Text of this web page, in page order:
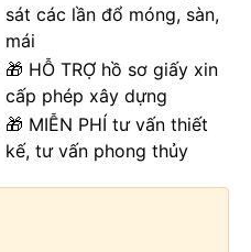
sát các lần đổ móng, sàn,
mái
🎁 HỖ TRỢ hồ sơ giấy xin
cấp phép xây dựng
🎁 MIỄN PHÍ tư vấn thiết
kế, tư vấn phong thủy